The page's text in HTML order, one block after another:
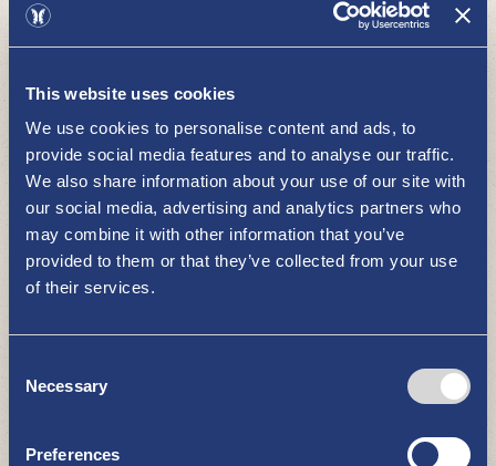
This website uses cookies
We use cookies to personalise content and ads, to
provide social media features and to analyse our traffic.
We also share information about your use of our site with
our social media, advertising and analytics partners who
may combine it with other information that you’ve
provided to them or that they’ve collected from your use
of their services.
Selection
Necessary
Preferences
Pyhämaa - tutustu ja ihastu
Pyhämaahan
NÄE JA KOE